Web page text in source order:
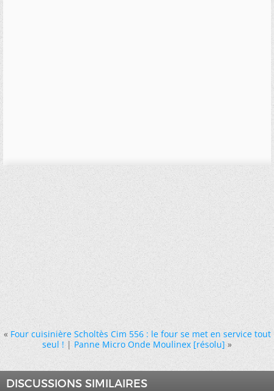
« Four cuisinière Scholtès Cim 556 : le four se met en service tout
seul !|Panne Micro Onde Moulinex [résolu] »
DISCUSSIONS SIMILAIRES